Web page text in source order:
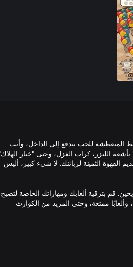
المتعطشة للحب تندفع إلى الداخل، وأنت
الليزر، كرات الغزل، وحتى "خيار
القهوة الثمينة لزبائنك. لا شيء كبير، أليس
قم بترقية ألعابك ومهاراتك الخاصة لتصبح
ممتعة، وحتى المزيد من الكوارث